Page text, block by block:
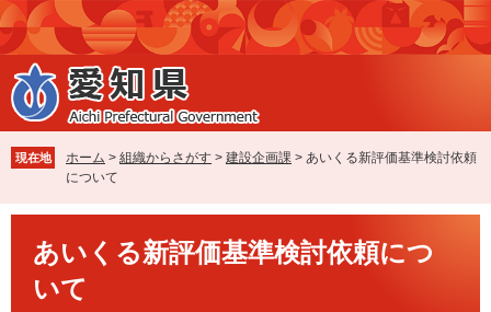
ペ
ー
ジ
の
先
で
す
メ
ニ
ュ
ー
を
ば
し
本
現在地 ホーム > 組織からさがす > 建設企画課 > あいくる新評価基準検討依頼
について
あいくる新評価基準検討依頼につ
いて